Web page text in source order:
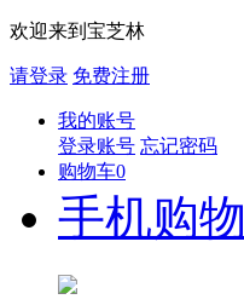
欢迎来到宝芝林
请登录 免费注册
我的账号
登录账号 忘记密码
购物车0
手机购物